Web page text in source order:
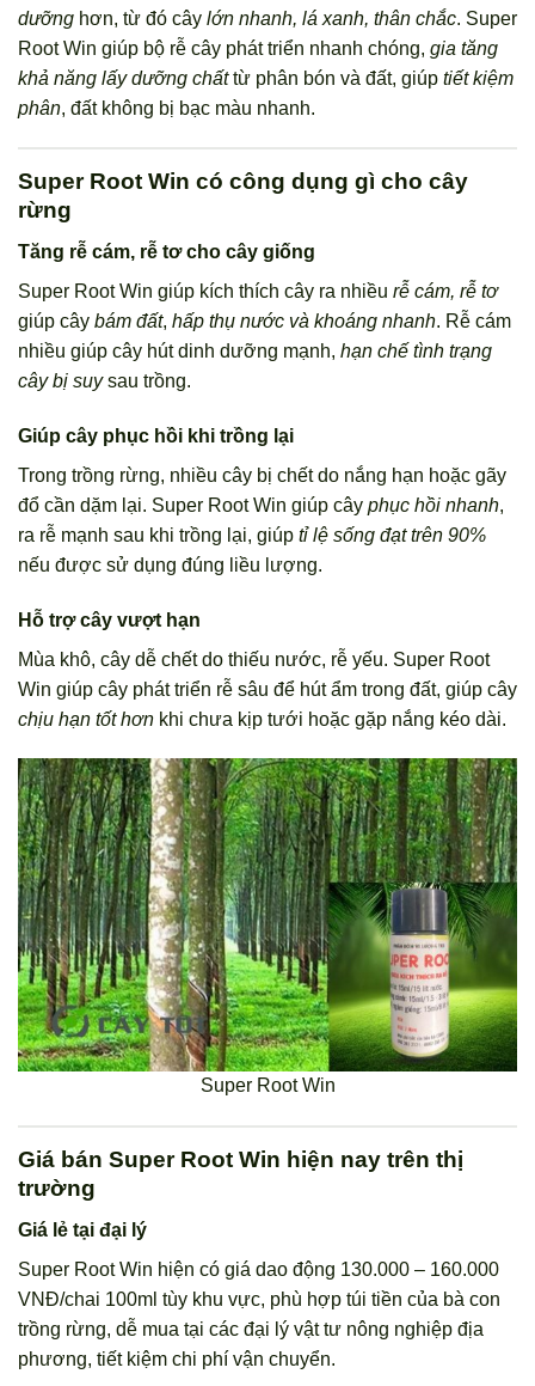
dưỡng hơn, từ đó cây lớn nhanh, lá xanh, thân chắc. Super
Root Win giúp bộ rễ cây phát triển nhanh chóng, gia tăng
khả năng lấy dưỡng chấttừ phân bón và đất, giúp tiết kiệm
phân, đất không bị bạc màu nhanh.
Super Root Win có công dụng gì cho cây
rừng
Tăng rễ cám, rễ tơ cho cây giống
Super Root Win giúp kích thích cây ra nhiều rễ cám, rễ tơ
giúp cây bám đất, hấp thụ nước và khoáng nhanh. Rễ cám
nhiều giúp cây hút dinh dưỡng mạnh, hạn chế tình trạng
cây bị suysau trồng.
Giúp cây phục hồi khi trồng lại
Trong trồng rừng, nhiều cây bị chết do nắng hạn hoặc gãy
đổ cần dặm lại. Super Root Win giúp cây phục hồi nhanh,
ra rễ mạnh sau khi trồng lại, giúp tỉ lệ sống đạt trên 90%
nếu được sử dụng đúng liều lượng.
Hỗ trợ cây vượt hạn
Mùa khô, cây dễ chết do thiếu nước, rễ yếu. Super Root
Win giúp cây phát triển rễ sâu để hút ẩm trong đất, giúp cây
chịu hạn tốt hơn khi chưa kịp tưới hoặc gặp nắng kéo dài.
Super Root Win
Giá bán Super Root Win hiện nay trên thị
trường
Giá lẻ tại đại lý
Super Root Win hiện có giá dao động 130.000 – 160.000
VNĐ/chai 100ml tùy khu vực, phù hợp túi tiền của bà con
trồng rừng, dễ mua tại các đại lý vật tư nông nghiệp địa
phương, tiết kiệm chi phí vận chuyển.